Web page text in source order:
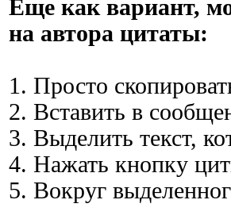
Еще как вариант,
на автора цитаты:
1. Просто
2. Вставить в
3. Выделить текст,
4. Нажать кнопку
5. Вокруг